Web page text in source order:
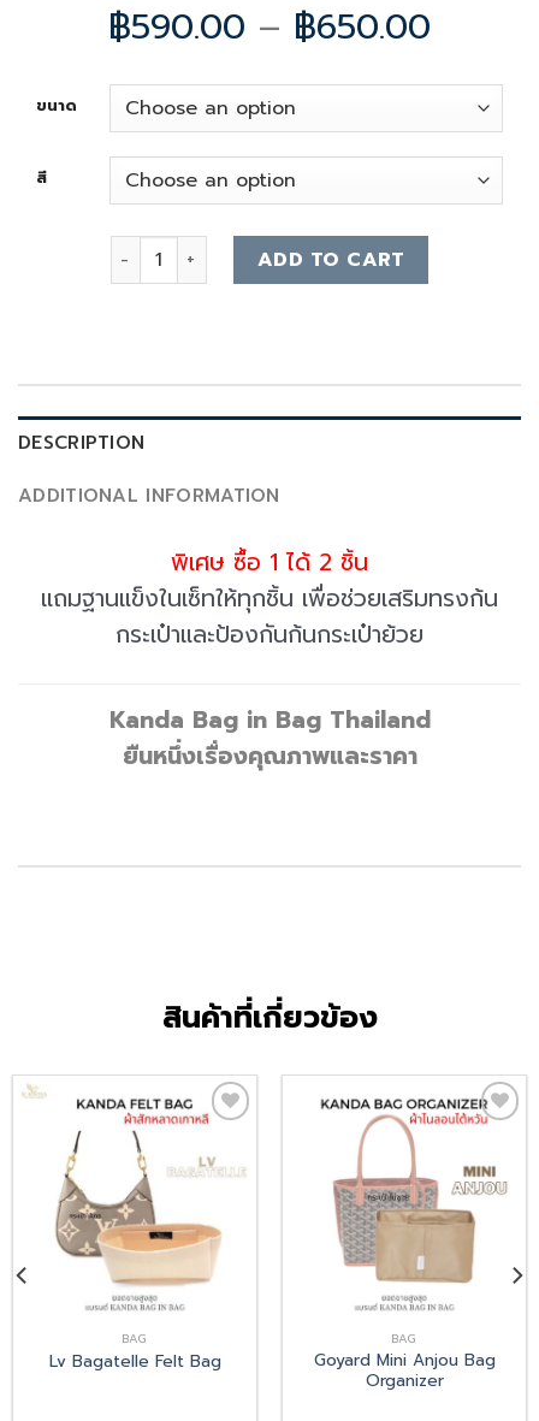
฿590.00 – ฿650.00
ขนาด
สี
H Picotin 18 22 Bag Organizer quantity
ADD TO CART
DESCRIPTION
ADDITIONAL INFORMATION
พิเศษ ซื้อ 1 ได้ 2 ชิ้น
แถมฐานแข็งในเซ็ทให้ทุกชิ้น เพื่อช่วยเสริมทรงก้น
กระเป๋าและป้องกันก้นกระเป๋าย้วย
Kanda Bag in Bag Thailand
ยืนหนึ่งเรื่องคุณภาพและราคา
สินค้าที่เกี่ยวข้อง
to
wishlist
BAG
Lv Bagatelle Felt Bag
wishlist
BAG
Goyard Mini Anjou Bag
Organizer